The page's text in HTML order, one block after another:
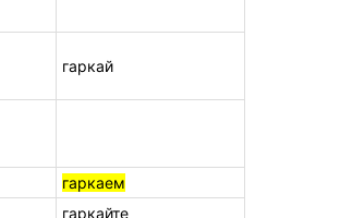
гаркай
гаркаем
гаркайте